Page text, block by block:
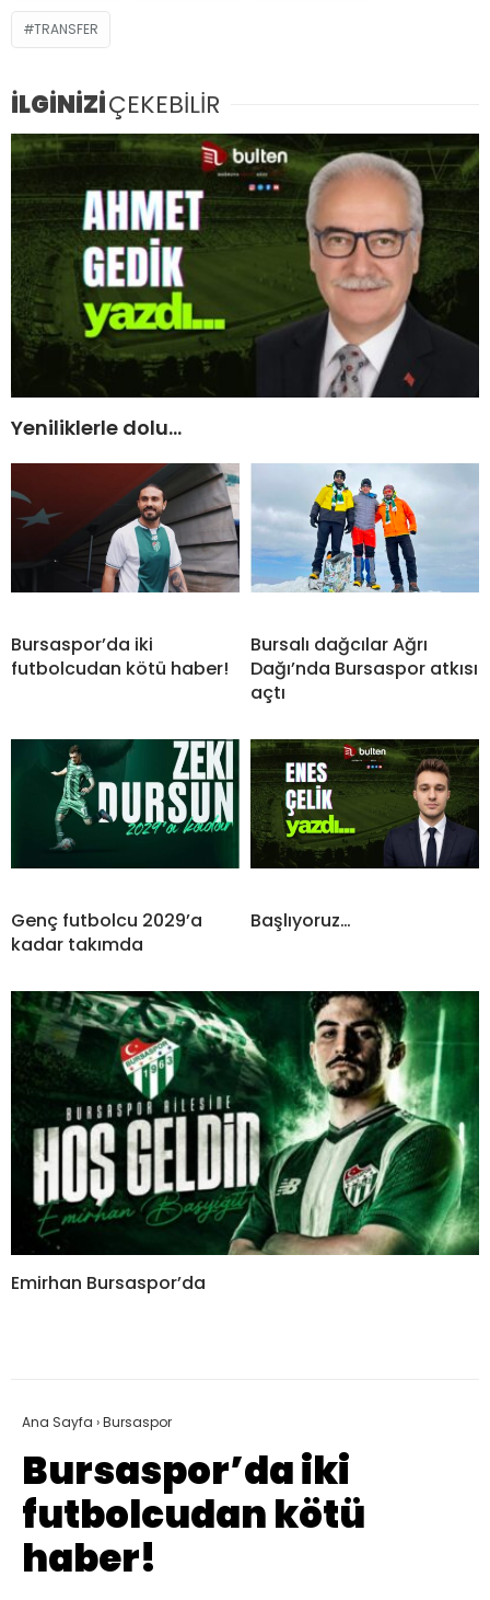
TRANSFER
İLGİNİZİÇEKEBİLİR
Yeniliklerle dolu…
Bursaspor’da iki
futbolcudan kötü haber!
Bursalı dağcılar Ağrı
Dağı’nda Bursaspor atkısı
açtı
Genç futbolcu 2029’a
kadar takımda
Başlıyoruz…
Emirhan Bursaspor’da
Ana Sayfa ›Bursaspor
Bursaspor’da iki
futbolcudan kötü
haber!